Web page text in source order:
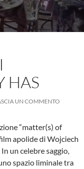
HAS
UN COMMENTO
“matter(s) of
apolide di Wojciech
un celebre saggio,
spazio liminale tra